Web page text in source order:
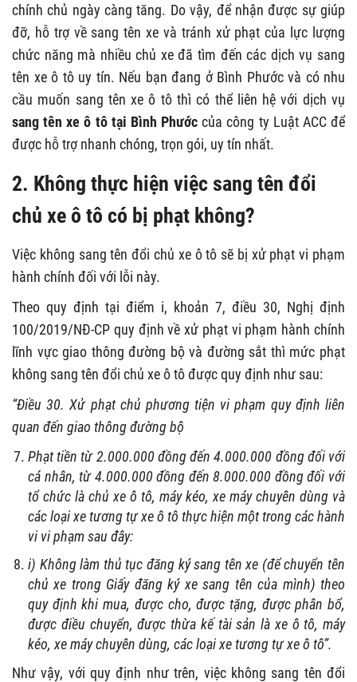
chính chủ ngày càng tăng. Do vậy, để nhận được sự giúp
đỡ, hỗ trợ về sang tên xe và tránh xử phạt của lực lượng
chức năng mà nhiều chủ xe đã tìm đến các dịch vụ sang
tên xe ô tô uy tín. Nếu bạn đang ở Bình Phước và có nhu
cầu muốn sang tên xe ô tô thì có thể liên hệ với dịch vụ
sang tên xe ô tô tại Bình Phướccủa công ty Luật ACC để
được hỗ trợ nhanh chóng, trọn gói, uy tín nhất.
2. Không thực hiện việc sang tên đổi
chủ xe ô tô có bị phạt không?
Việc không sang tên đổi chủ xe ô tô sẽ bị xử phạt vi phạm
hành chính đối với lỗi này.
Theo quy định tại điểm i, khoản 7, điều 30, Nghị định
100/2019/NĐ-CP quy định về xử phạt vi phạm hành chính
lĩnh vực giao thông đường bộ và đường sắt thì mức phạt
không sang tên đổi chủ xe ô tôđược quy định như sau:
“Điều 30. Xử phạt chủ phương tiện vi phạm quy định liên
quan đến giao thông đường bộ
Phạt tiền từ 2.000.000 đồng đến 4.000.000 đồng đối với
cá nhân, từ 4.000.000 đồng đến 8.000.000 đồng đối với
tổ chức là chủ xe ô tô, máy kéo, xe máy chuyên dùng và
các loại xe tương tự xe ô tô thực hiện một trong các hành
vi vi phạm sau đây:
i) Không làm thủ tục đăng ký sang tên xe (để chuyển tên
chủ xe trong Giấy đăng ký xe sang tên của mình) theo
quy định khi mua, được cho, được tặng, được phân bổ,
được điều chuyển, được thừa kế tài sản là xe ô tô, máy
kéo, xe máy chuyên dùng, các loại xe tương tự xe ô tô”.
Như vậy, với quy định như trên, việc không sang tên đổi